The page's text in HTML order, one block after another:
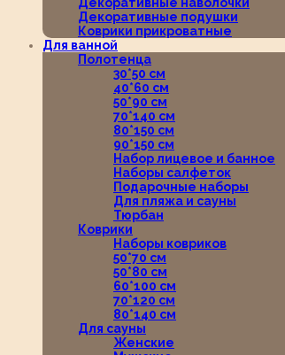
Декоративные подушки
Коврики прикроватные
Для ванной
Полотенца
30*50 см
40*60 см
50*90 см
70*140 см
80*150 см
90*150 см
Набор лицевое и банное
Наборы салфеток
Подарочные наборы
Для пляжа и сауны
Тюрбан
Коврики
Наборы ковриков
50*70 см
50*80 см
60*100 см
70*120 см
80*140 см
Для сауны
Женские